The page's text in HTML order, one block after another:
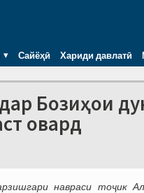
Сайёҳӣ Хариди давлатӣ
Бозиҳои
овард
навраси тоҷик